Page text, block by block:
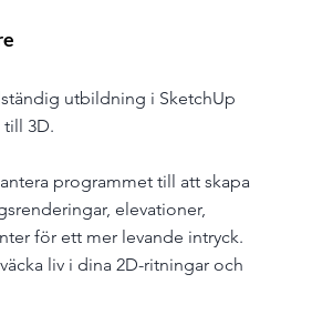
utbildning i SketchUp
3D.
programmet till att skapa
elevationer,
för ett mer levande intryck.
liv i dina 2D-ritningar och